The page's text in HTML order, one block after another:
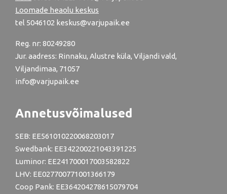
Loomade heaolu keskus
tel 5046102 keskus@varjupaik.ee
Reg. nr: 80249280
Jur. aadress: Rinnaku, Alustre küla, Viljandi vald,
Viljandimaa, 71057
info@varjupaik.ee
Annetusvõimalused
SEB: EE561010220068203017
Swedbank: EE342200221043391225
Luminor: EE241700017003582822
LHV: EE027700771001366179
Coop Pank: EE364204278615079704